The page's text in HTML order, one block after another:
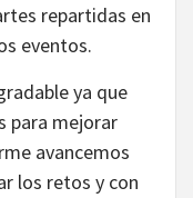
repartidas en
eventos.
ya que
para mejorar
avancemos
los retos y con